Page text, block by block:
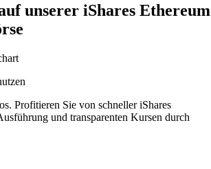
unserer iShares Ethereum
Profitieren Sie von schneller iShares
und transparenten Kursen durch